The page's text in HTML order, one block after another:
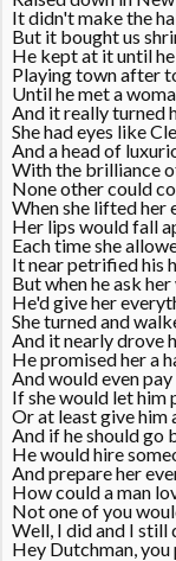
It didn't make the
But it bought us
He kept at it until
Playing town after
Until he met a
And it really turned
She had eyes like
And a head of
With the brilliance
None other could
When she lifted her
Her lips would fall
Each time she
It near petrified his
But when he ask
He'd give her
She turned and
And it nearly drove
He promised her a
And would even pay
If she would let him
Or at least give him
And if he should go
He would hire
And prepare her
How could a man
Not one of you
Well, I did and I still
Hey Dutchman,